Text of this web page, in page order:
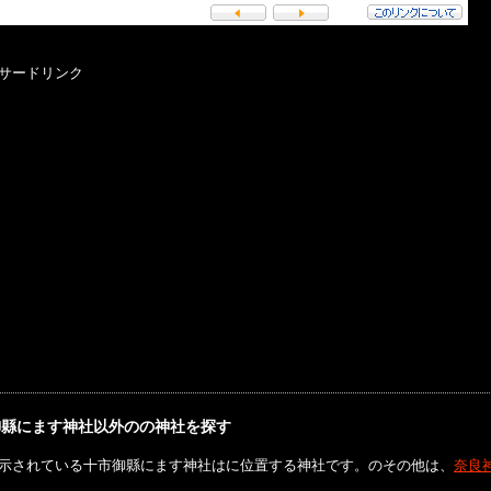
ードリンク
にます神社以外のの神社を探す
されている十市御縣にます神社はに位置する神社です。のその他は、 奈良